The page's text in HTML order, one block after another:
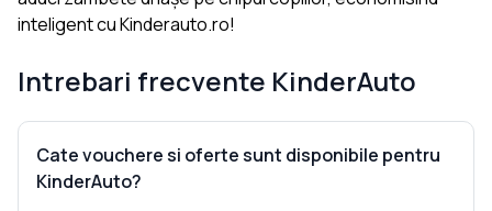
inteligent cu Kinderauto.ro!
Intrebari frecvente KinderAuto
Cate vouchere si oferte sunt disponibile pentru
KinderAuto?